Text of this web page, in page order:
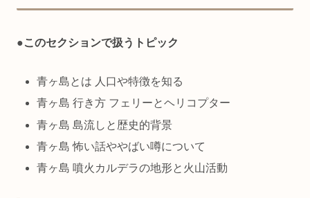
●このセクションで扱うトピック
青ヶ島とは 人口や特徴を知る
青ヶ島 行き方 フェリーとヘリコプター
青ヶ島 島流しと歴史的背景
青ヶ島 怖い話ややばい噂について
青ヶ島 噴火カルデラの地形と火山活動